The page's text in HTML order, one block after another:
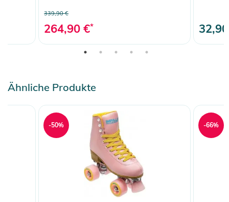
339,90 €
264,90 €*
Ähnliche Produkte
-50% -66%